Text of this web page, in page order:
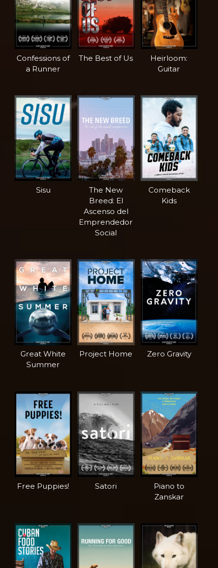
Confessions of
a Runner
The Best of Us
Heirloom:
Guitar
Sisu
The New
Breed: El
Ascenso del
Emprendedor
Social
Comeback
Kids
Great White
Summer
Project Home Zero Gravity
Free Puppies! Satori
Piano to
Zanskar